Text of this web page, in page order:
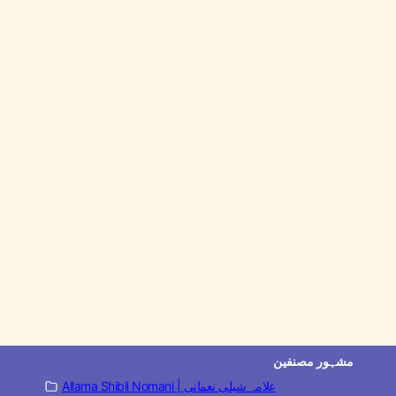
مشہور مصنفین
Allama Shibli Nomani | علامہ شبلی نعمانی